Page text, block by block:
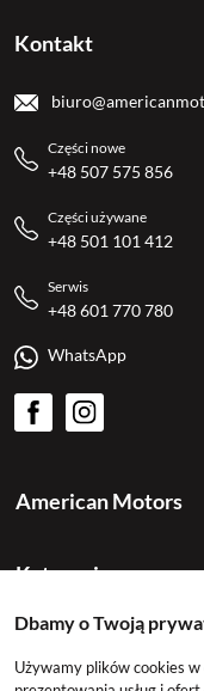
American Motors
Kategorie
Kontakt
Części nowe
+48 507 575 856
Części używane
+48 501 101 412
Serwis
+48 601 770 780
WhatsApp
Dbamy o Twoją
Używamy plików cookies